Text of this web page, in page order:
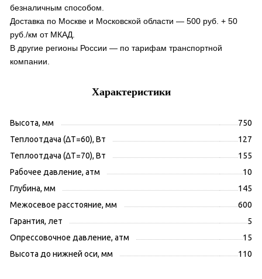
безналичным способом.
Доставка по Москве и Московской области — 500 руб. + 50
руб./км от МКАД.
В другие регионы России — по тарифам транспортной
компании.
Характеристики
Высота, мм
750
Теплоотдача (ΔT=60), Вт
127
Теплоотдача (ΔT=70), Вт
155
Рабочее давление, атм
10
Глубина, мм
145
Межосевое расстояние, мм
600
Гарантия, лет
5
Опрессовочное давление, атм
15
Высота до нижней оси, мм
110